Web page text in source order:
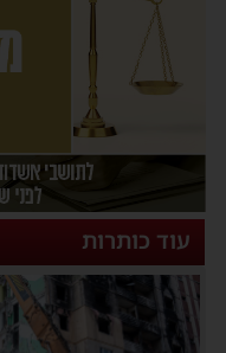
עוד כותרות